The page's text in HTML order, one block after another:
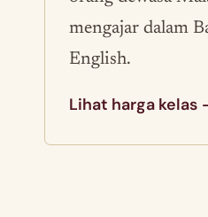
mengajar dalam
English.
Lihat harga kelas